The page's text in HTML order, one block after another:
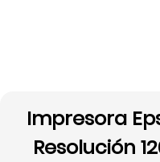
Impresora
Resolución